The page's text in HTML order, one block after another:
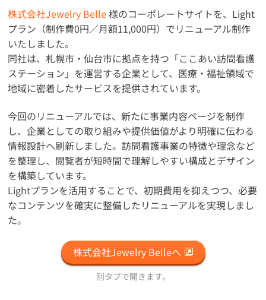
株式会社Jewelry Belle様のコーポレートサイトを、Light
プラン（制作費0円／月額11,000円）でリニューアル制作
いたしました。
同社は、札幌市・仙台市に拠点を持つ「ここあい訪問看護
ステーション」を運営する企業として、医療・福祉領域で
地域に密着したサービスを提供されています。
今回のリニューアルでは、新たに事業内容ページを制作
し、企業としての取り組みや提供価値がより明確に伝わる
情報設計へ刷新しました。訪問看護事業の特徴や理念など
を整理し、閲覧者が短時間で理解しやすい構成とデザイン
を構築しています。
Lightプランを活用することで、初期費用を抑えつつ、必要
なコンテンツを確実に整備したリニューアルを実現しまし
た。
株式会社Jewelry Belleへ
別タブで開きます。